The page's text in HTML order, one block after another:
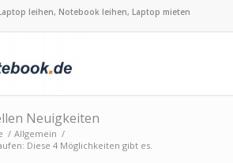
leihen, Notebook leihen, Laptop mieten
Neuigkeiten
/ Allgemein /
Diese 4 Möglichkeiten gibt es.